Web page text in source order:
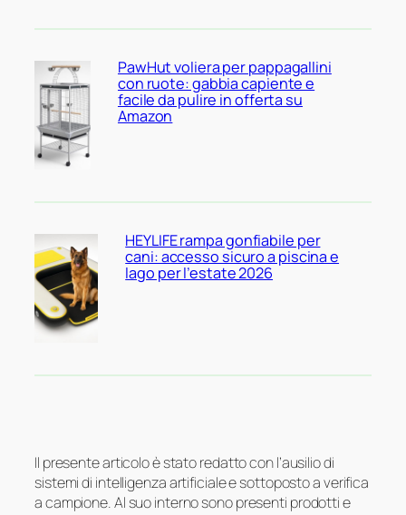
PawHut voliera per pappagallini
con ruote: gabbia capiente e
facile da pulire in offerta su
Amazon
HEYLIFE rampa gonfiabile per
cani: accesso sicuro a piscina e
lago per l’estate 2026
Il presente articolo è stato redatto con l’ausilio di
sistemi di intelligenza artificiale e sottoposto a verifica
a campione. Al suo interno sono presenti prodotti e